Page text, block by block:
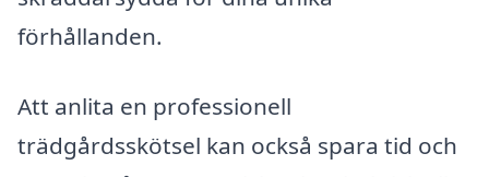
förhållanden.
Att anlita en professionell
trädgårdsskötsel kan också spara tid och